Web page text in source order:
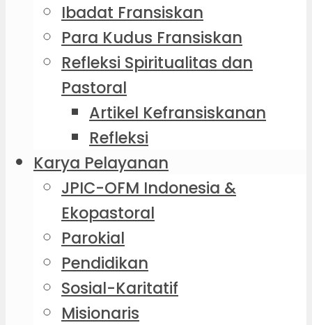
Ibadat Fransiskan
Para Kudus Fransiskan
Refleksi Spiritualitas dan
Pastoral
Artikel Kefransiskanan
Refleksi
Karya Pelayanan
JPIC-OFM Indonesia &
Ekopastoral
Parokial
Pendidikan
Sosial-Karitatif
Misionaris